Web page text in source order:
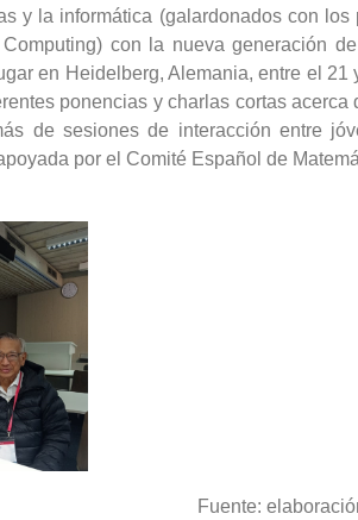
y la informática (galardonados con
con la nueva generación
en Heidelberg, Alemania, entre el
ponencias y charlas cortas
de sesiones de interacción entre
por el Comité Español de
Fuente: